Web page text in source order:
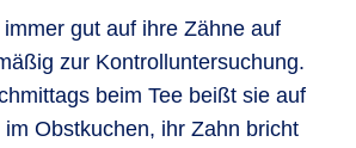
gut auf ihre Zähne auf
zur Kon­troll­unter­suchung.
beim Tee beißt sie auf
Obst­kuchen, ihr Zahn bricht